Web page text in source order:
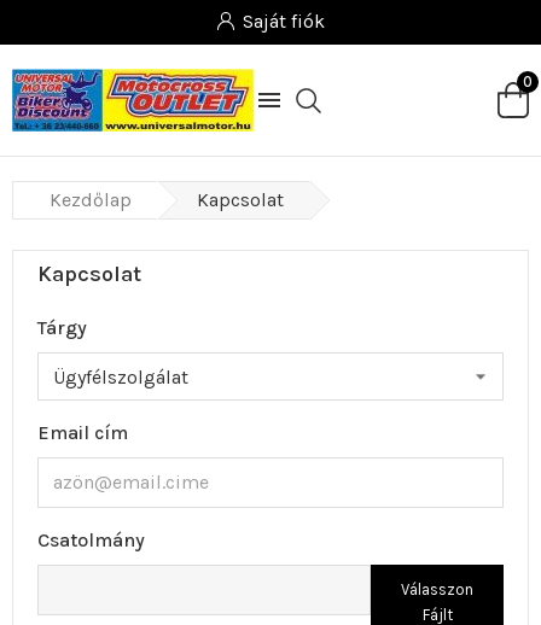
Saját fiók

0
Kezdőlap Kapcsolat
Kapcsolat
Tárgy
Email cím
Csatolmány
Válasszon
Fájlt